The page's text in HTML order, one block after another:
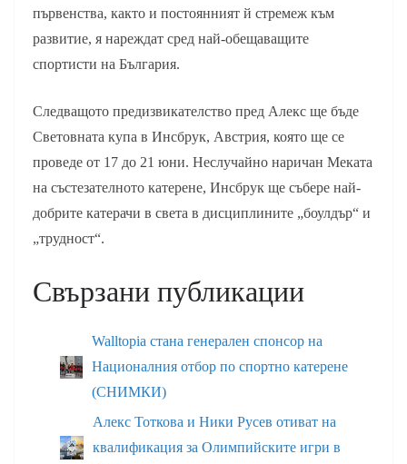
първенства, както и постоянният й стремеж към
развитие, я нареждат сред най-обещаващите
спортисти на България.
Следващото предизвикателство пред Алекс ще бъде
Световната купа в Инсбрук, Австрия, която ще се
проведе от 17 до 21 юни. Неслучайно наричан Меката
на състезателното катерене, Инсбрук ще събере най-
добрите катерачи в света в дисциплините „боулдър“ и
„трудност“.
Свързани публикации
Walltopia стана генерален спонсор на
Националния отбор по спортно катерене
(СНИМКИ)
Алекс Тоткова и Ники Русев отиват на
квалификация за Олимпийските игри в